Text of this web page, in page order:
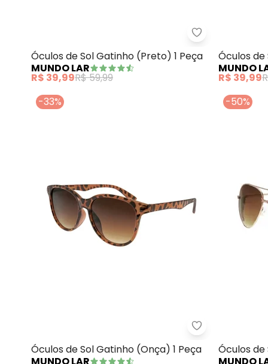
Mundo Lar -
Óculos de Sol Gatinho (Preto) 1 Peça
MUNDO LAR
R$ 39,99R$ 59,99
Óculos de
MUNDO
R$ 39,99
-33%
Mundo Lar -
Óculos de Sol Gatinho (Onça) 1 Peça
MUNDO LAR
-50%
Óculos de
MUNDO